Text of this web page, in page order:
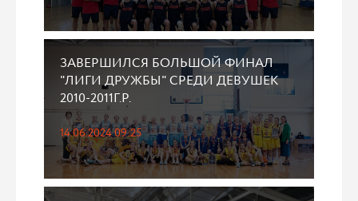
ЗАВЕРШИЛСЯ БОЛЬШОЙ ФИНАЛ
"ЛИГИ ДРУЖБЫ" СРЕДИ ДЕВУШЕК
2010-2011Г.Р.
14.06.2024 09:25